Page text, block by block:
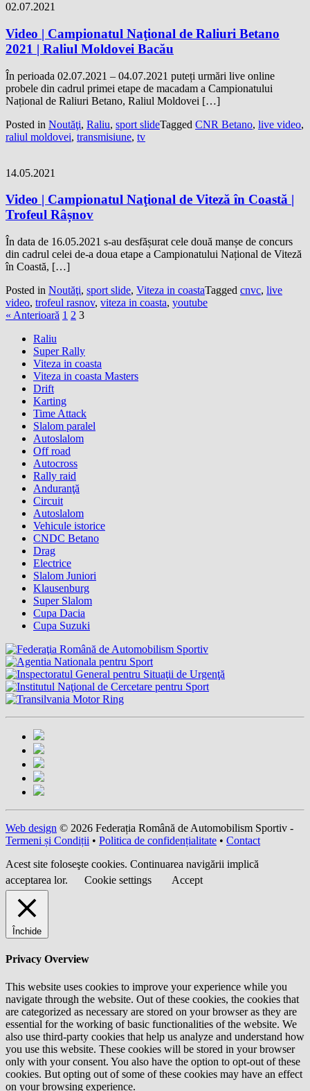
02.07.2021
Video | Campionatul Naţional de Raliuri Betano
2021 | Raliul Moldovei Bacău
În perioada 02.07.2021 – 04.07.2021 puteți urmări live online
probele din cadrul primei etape de macadam a Campionatului
Național de Raliuri Betano, Raliul Moldovei […]
Posted in Noutăţi, Raliu, sport slideTagged CNR Betano, live video,
raliul moldovei, transmisiune, tv
14.05.2021
Video | Campionatul Naţional de Viteză în Coastă |
Trofeul Râșnov
În data de 16.05.2021 s-au desfășurat cele două manșe de concurs
din cadrul celei de-a doua etape a Campionatului Național de Viteză
în Coastă, […]
Posted in Noutăţi, sport slide, Viteza in coastaTagged cnvc, live
video, trofeul rasnov, viteza in coasta, youtube
« Anterioară 1 2 3
Raliu
Super Rally
Viteza in coasta
Viteza in coasta Masters
Drift
Karting
Time Attack
Slalom paralel
Autoslalom
Off road
Autocross
Rally raid
Anduranţă
Circuit
Autoslalom
Vehicule istorice
CNDC Betano
Drag
Electrice
Slalom Juniori
Klausenburg
Super Slalom
Cupa Dacia
Cupa Suzuki
Web design © 2026 Federația Română de Automobilism Sportiv -
Termeni și Condiții • Politica de confidențialitate • Contact
Acest site foloseşte cookies. Continuarea navigării implică
acceptarea lor.
Cookie settings Accept
Închide
Privacy Overview
This website uses cookies to improve your experience while you
navigate through the website. Out of these cookies, the cookies that
are categorized as necessary are stored on your browser as they are
essential for the working of basic functionalities of the website. We
also use third-party cookies that help us analyze and understand how
you use this website. These cookies will be stored in your browser
only with your consent. You also have the option to opt-out of these
cookies. But opting out of some of these cookies may have an effect
on your browsing experience.